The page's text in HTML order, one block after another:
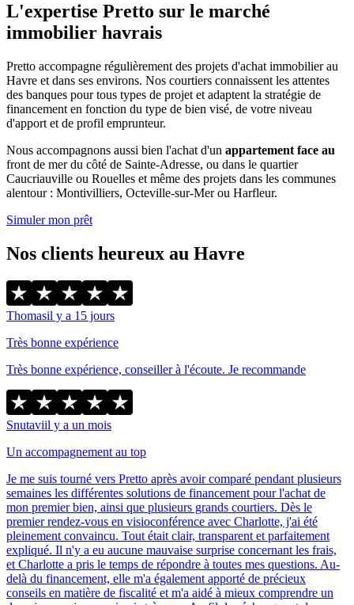
L'expertise Pretto sur le marché
immobilier havrais
Pretto accompagne régulièrement des projets d'achat immobilier au
Havre et dans ses environs. Nos courtiers connaissent les attentes
des banques pour tous types de projet et adaptent la stratégie de
financement en fonction du type de bien visé, de votre niveau
d'apport et de profil emprunteur.
Nous accompagnons aussi bien l'achat d'un appartement face au
front de mer du côté de Sainte-Adresse, ou dans le quartier
Caucriauville ou Rouelles et même des projets dans les communes
alentour : Montivilliers, Octeville-sur-Mer ou Harfleur.
Simuler mon prêt
Nos clients heureux au Havre
Thomasil y a 15 jours
Très bonne expérience
Très bonne expérience, conseiller à l'écoute. Je recommande
Snutaviil y a un mois
Un accompagnement au top
Je me suis tourné vers Pretto après avoir comparé pendant plusieurs
semaines les différentes solutions de financement pour l'achat de
mon premier bien, ainsi que plusieurs grands courtiers. Dès le
premier rendez-vous en visioconférence avec Charlotte, j'ai été
pleinement convaincu. Tout était clair, transparent et parfaitement
expliqué. Il n'y a eu aucune mauvaise surprise concernant les frais,
et Charlotte a pris le temps de répondre à toutes mes questions. Au-
delà du financement, elle m'a également apporté de précieux
conseils en matière de fiscalité et m'a aidé à mieux comprendre un